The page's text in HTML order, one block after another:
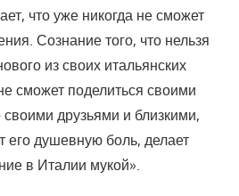
что уже никогда не сможет
Сознание того, что нельзя
из своих итальянских
сможет поделиться своими
друзьями и близкими,
его душевную боль, делает
в Италии мукой».